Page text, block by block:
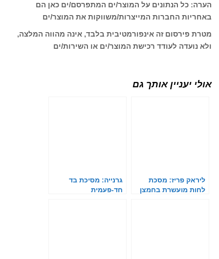
הערה: כל הנתונים על המוצר/ים המתפרסם/ים כאן הם
באחריות החברות המייצרות/משווקות את המוצר/ים
מטרת פירסום זה אינפורמטיבית בלבד, אינה מהווה המלצה,
ולא נועדה לעודד רכישת המוצר/ים או השירות/ים
אולי יעניין אותך גם
ליראק פריז: מסכת
לחות מועשרת בחמצן
גרנייה: מסיכת בד
חד-פעמית